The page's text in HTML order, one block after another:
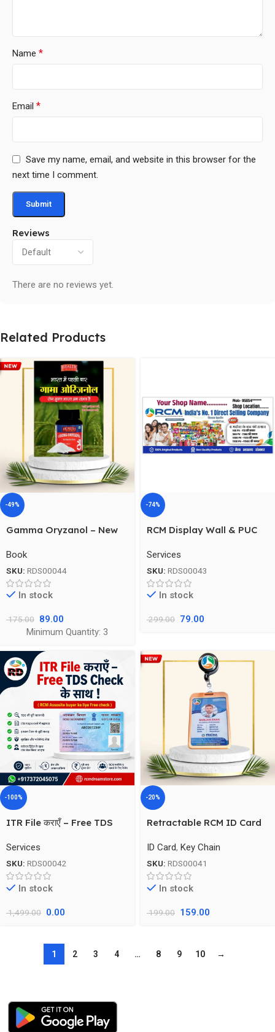
Reviews
There are no reviews yet.
Name *
Email *
Save my name, email, and website in this browser for the
next time I comment.
Related Products
-49%
Gamma Oryzanol – New
Book
SKU: RDS00044
In stock
175.00 89.00
Minimum Quantity: 3
-74%
RCM Display Wall & PUC
Services
SKU: RDS00043
In stock
299.00 79.00
-100%
ITR File कराएँ – Free TDS
Services
SKU: RDS00042
In stock
1,499.00 0.00
-20%
Retractable RCM ID Card
ID Card, Key Chain
SKU: RDS00041
In stock
199.00 159.00
1 2 3 4 … 8 9 10 →